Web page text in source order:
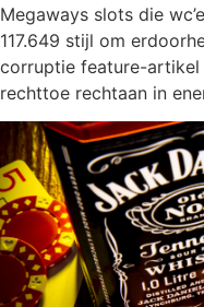
Megaways slots die
117.649 stijl om
corruptie feature-
rechttoe rechtaan in